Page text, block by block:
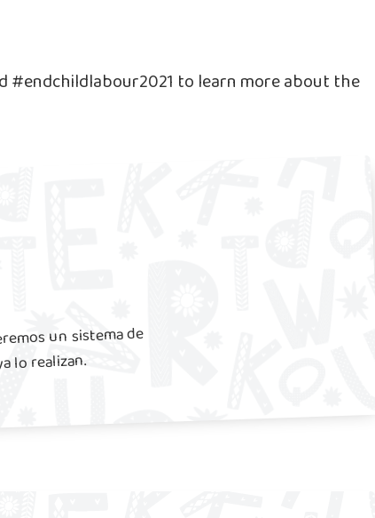
#endchildlabour2021 to learn more about the
un sistema de
lo realizan.